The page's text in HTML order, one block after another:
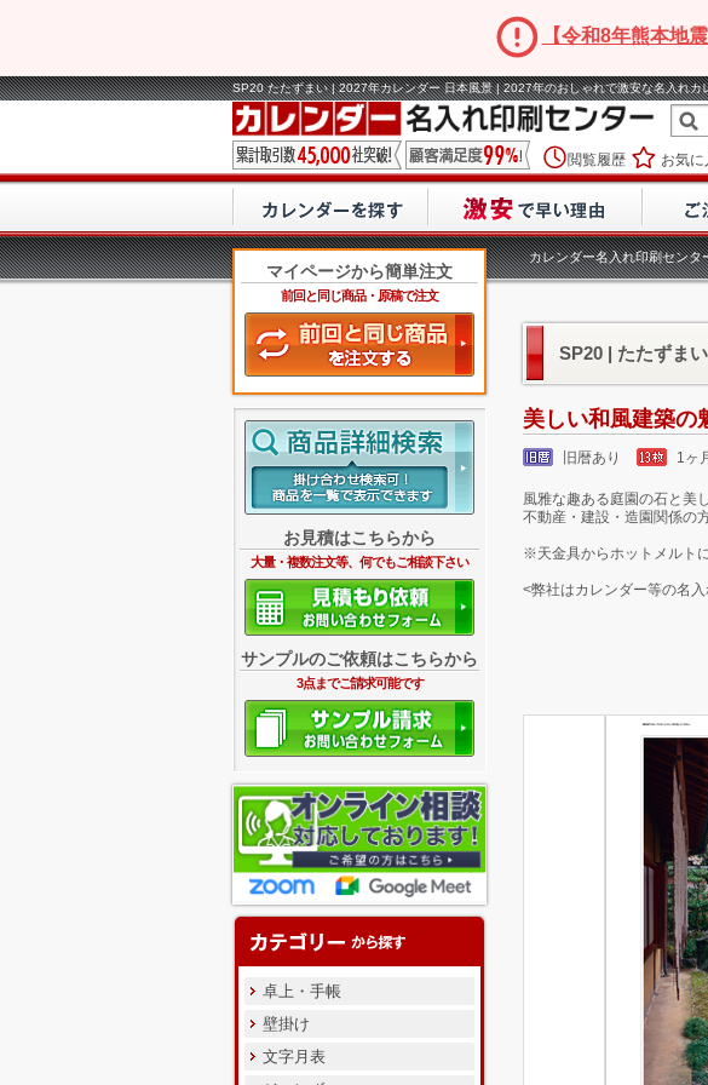
【令和8年熊本地
SP20 たたずまい | 2027年カレンダー 日本風景 | 2027年のおしゃれで激安な名入れカ
閲覧履歴 お気に
マイページから簡単注文
前回と同じ商品・原稿で注文
お見積はこちらから
大量・複数注文等、何でもご相談下さい
サンプルのご依頼はこちらから
3点までご請求可能です
卓上・手帳
壁掛け
文字月表
カレンダー名入れ印刷センタ
SP20 | たたずま
美しい和風建築の
旧暦あり 1ヶ
風雅な趣ある庭園の石と美
不動産・建設・造園関係の
※天金具からホットメルト
<弊社はカレンダー等の名